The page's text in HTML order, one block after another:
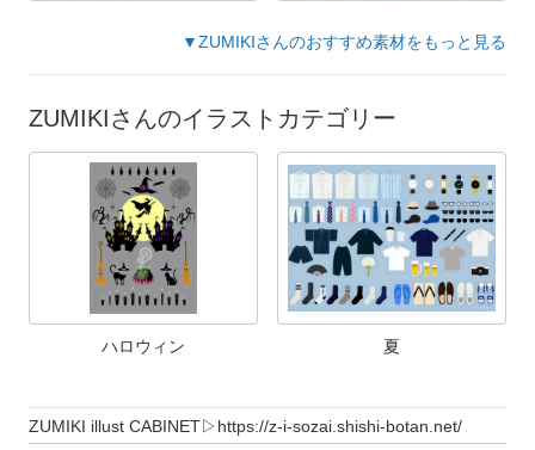
▼ZUMIKIさんのおすすめ素材をもっと見る
ZUMIKIさんのイラストカテゴリー
ハロウィン 夏
ZUMIKI illust CABINET▷https://z-i-sozai.shishi-botan.net/